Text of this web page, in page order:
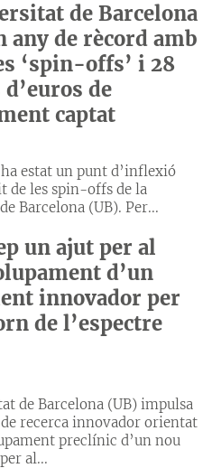
de Barcelona
any de rècord amb
‘spin-offs’ i 28
de
captat
estat un punt d’inflexió
de les spin-offs de la
Barcelona (UB). Per...
un ajut per al
d’un
innovador per
de l’espectre
de Barcelona (UB) impulsa
recerca innovador orientat
preclínic d’un nou
al...